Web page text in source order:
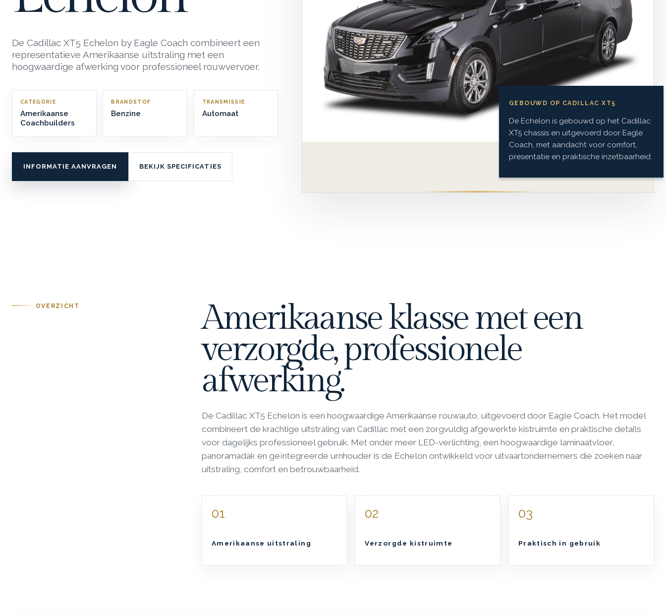
De Cadillac XT5 Echelon by Eagle Coach combineert een
representatieve Amerikaanse uitstraling met een
hoogwaardige afwerking voor professioneel rouwvervoer.
CATEGORIE
Amerikaanse
Coachbuilders
BRANDSTOF
Benzine
TRANSMISSIE
Automaat
INFORMATIE AANVRAGEN BEKIJK SPECIFICATIES
GEBOUWD OP CADILLAC XT5
De Echelon is gebouwd op het Cadillac
XT5 chassis en uitgevoerd door Eagle
Coach, met aandacht voor comfort,
presentatie en praktische inzetbaarheid.
OVERZICHT Amerikaanse klasse met een
verzorgde, professionele
afwerking.
De Cadillac XT5 Echelon is een hoogwaardige Amerikaanse rouwauto, uitgevoerd door Eagle Coach. Het model
combineert de krachtige uitstraling van Cadillac met een zorgvuldig afgewerkte kistruimte en praktische details
voor dagelijks professioneel gebruik. Met onder meer LED-verlichting, een hoogwaardige laminaatvloer,
panoramadak en geïntegreerde urnhouder is de Echelon ontwikkeld voor uitvaartondernemers die zoeken naar
uitstraling, comfort en betrouwbaarheid.
01
Amerikaanse uitstraling
02
Verzorgde kistruimte
03
Praktisch in gebruik